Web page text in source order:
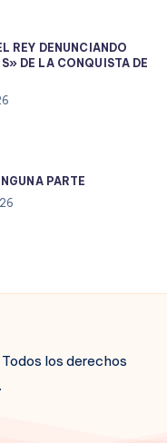
REY DENUNCIANDO
DE LA CONQUISTA DE
PARTE
los derechos